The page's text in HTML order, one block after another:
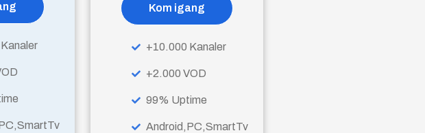
Kom igang
+10.000 Kanaler
+2.000 VOD
99% Uptime
Android,PC,SmartTv